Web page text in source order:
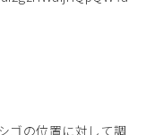
ゴの位置に対して調